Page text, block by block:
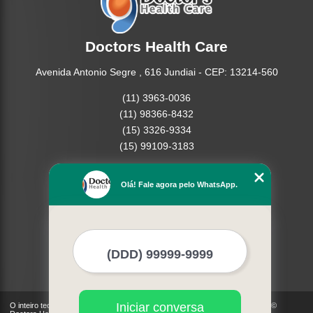
Doctors Health Care
Avenida Antonio Segre , 616 Jundiai - CEP: 13214-560
(11) 3963-0036
(11) 98366-8432
(15) 3326-9334
(15) 99109-3183
Empresa
Missão
Mapa do site
O inteiro teor deste site está sujeito à proteção de direitos autorais. Copyright©
Olá! Fale agora pelo WhatsApp.
Iniciar conversa